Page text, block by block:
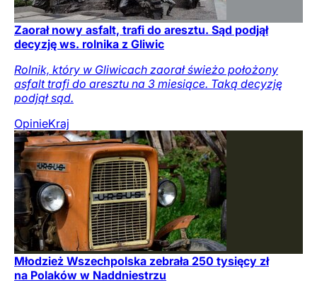
Zaorał nowy asfalt, trafi do aresztu. Sąd podjął
decyzję ws. rolnika z Gliwic
Rolnik, który w Gliwicach zaorał świeżo położony
asfalt trafi do aresztu na 3 miesiące. Taką decyzję
podjął sąd.
OpinieKraj
Młodzież Wszechpolska zebrała 250 tysięcy zł
na Polaków w Naddniestrzu